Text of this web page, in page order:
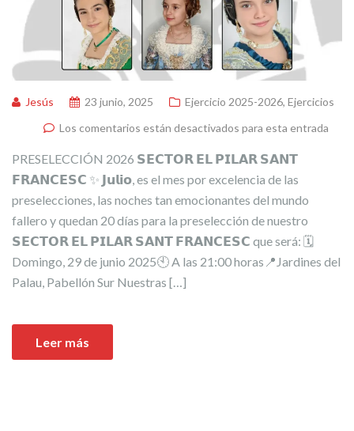
Jesús 23 junio, 2025 Ejercicio 2025-2026, Ejercicios
Los comentarios están desactivados para esta entrada
PRESELECCIÓN 2026 𝗦𝗘𝗖𝗧𝗢𝗥 𝗘𝗟 𝗣𝗜𝗟𝗔𝗥 𝗦𝗔𝗡𝗧
𝗙𝗥𝗔𝗡𝗖𝗘𝗦𝗖 ✨ 𝗝𝘂𝗹𝗶𝗼, es el mes por excelencia de las
preselecciones, las noches tan emocionantes del mundo
fallero y quedan 20 días para la preselección de nuestro
𝗦𝗘𝗖𝗧𝗢𝗥 𝗘𝗟 𝗣𝗜𝗟𝗔𝗥 𝗦𝗔𝗡𝗧 𝗙𝗥𝗔𝗡𝗖𝗘𝗦𝗖 que será: 🗓️
Domingo, 29 de junio 2025🕙 A las 21:00 horas📍Jardines del
Palau, Pabellón Sur Nuestras […]
Leer más